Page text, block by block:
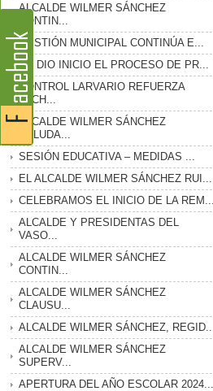
ALCALDE WILMER SÁNCHEZ
CONTIN...
GESTIÓN MUNICIPAL CONTINÚA E...
SE DIO INICIO EL PROCESO DE PR...
CONTROL LARVARIO REFUERZA
LUCH...
ALCALDE WILMER SÁNCHEZ
SALUDA...
SESIÓN EDUCATIVA – MEDIDAS ...
EL ALCALDE WILMER SÁNCHEZ RUI...
CELEBRAMOS EL INICIO DE LA REM...
ALCALDE Y PRESIDENTAS DEL
VASO...
ALCALDE WILMER SÁNCHEZ
CONTIN...
ALCALDE WILMER SÁNCHEZ
CLAUSU...
ALCALDE WILMER SÁNCHEZ, REGID...
ALCALDE WILMER SÁNCHEZ
SUPERV...
APERTURA DEL AÑO ESCOLAR 2024...